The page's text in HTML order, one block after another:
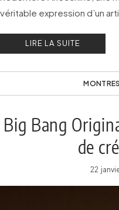
véritable expression d’un
LIRE LA SUITE
Big Bang
de
22